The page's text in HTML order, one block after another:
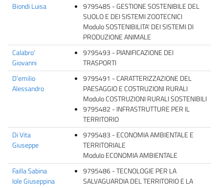
Biondi Luisa
9795485 - GESTIONE SOSTENIBILE DEL
SUOLO E DEI SISTEMI ZOOTECNICI
Modulo SOSTENIBILITA' DEI SISTEMI DI
PRODUZIONE ANIMALE
Calabro'
Giovanni
9795493 - PIANIFICAZIONE DEI
TRASPORTI
D'emilio
Alessandro
9795491 - CARATTERIZZAZIONE DEL
PAESAGGIO E COSTRUZIONI RURALI
Modulo COSTRUZIONI RURALI SOSTENIBILI
9795482 - INFRASTRUTTURE PER IL
TERRITORIO
Di Vita
Giuseppe
9795483 - ECONOMIA AMBIENTALE E
TERRITORIALE
Modulo ECONOMIA AMBIENTALE
Failla Sabina
Iole Giuseppina
9795486 - TECNOLOGIE PER LA
SALVAGUARDIA DEL TERRITORIO E LA